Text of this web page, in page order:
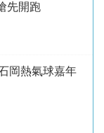
先開跑
岡熱氣球嘉年